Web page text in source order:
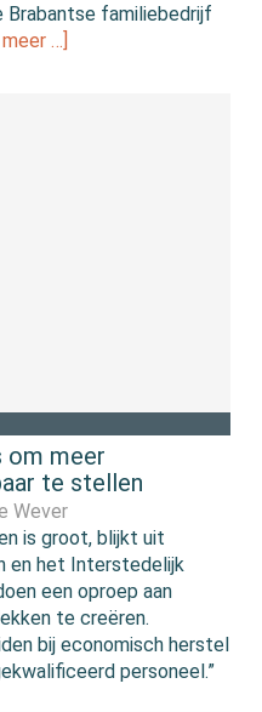
Brabantse familiebedrijf
…]
om meer
te stellen
Wever
is groot, blijkt uit
en het Interstedelijk
een oproep aan
te creëren.
bij economisch herstel
personeel.”